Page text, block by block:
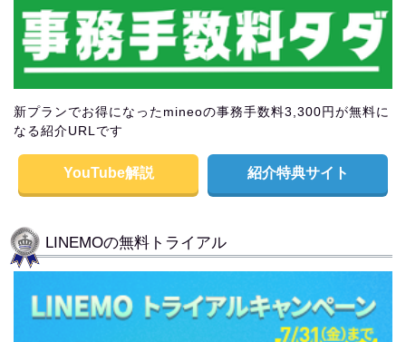
新プランでお得になったmineoの事務手数料3,300円が無料に
なる紹介URLです
YouTube解説 紹介特典サイト
LINEMOの無料トライアル